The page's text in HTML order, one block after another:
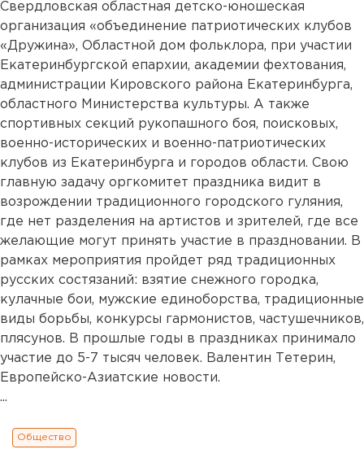
Свердловская областная детско-юношеская
организация «объединение патриотических клубов
«Дружина», Областной дом фольклора, при участии
Екатеринбургской епархии, академии фехтования,
администрации Кировского района Екатеринбурга,
областного Министерства культуры. А также
спортивных секций рукопашного боя, поисковых,
военно-исторических и военно-патриотических
клубов из Екатеринбурга и городов области. Свою
главную задачу оргкомитет праздника видит в
возрождении традиционного городского гуляния,
где нет разделения на артистов и зрителей, где все
желающие могут принять участие в праздновании. В
рамках мероприятия пройдет ряд традиционных
русских состязаний: взятие снежного городка,
кулачные бои, мужские единоборства, традиционные
виды борьбы, конкурсы гармонистов, частушечников,
плясунов. В прошлые годы в праздниках принимало
участие до 5-7 тысяч человек. Валентин Тетерин,
Европейско-Азиатские новости.
...
Общество